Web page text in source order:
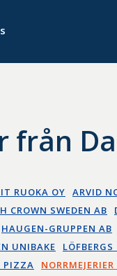
från
RUOKA OY ARVID
CROWN SWEDEN AB
HAUGEN-GRUPPEN AB
UNIBAKE
PIZZA